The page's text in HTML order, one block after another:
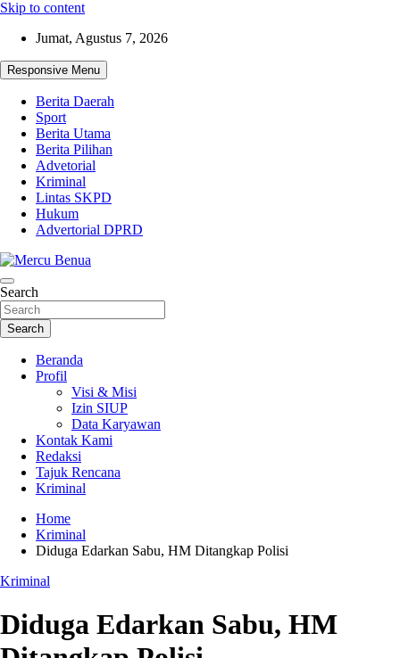
Skip to content
Jumat, Agustus 7, 2026
Responsive Menu
Berita Daerah
Sport
Berita Utama
Berita Pilihan
Advetorial
Kriminal
Lintas SKPD
Hukum
Advertorial DPRD
Mercu Benua
Suara Masyarakat Bawah
Search
Search
Beranda
Profil
Visi & Misi
Izin SIUP
Data Karyawan
Kontak Kami
Redaksi
Tajuk Rencana
Kriminal
Home
Kriminal
Diduga Edarkan Sabu, HM Ditangkap Polisi
Kriminal
Diduga Edarkan Sabu, HM